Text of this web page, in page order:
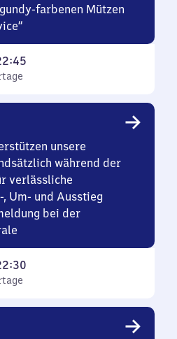
farbenen Mützen
unsere
während der
verlässliche
Um- und Ausstieg
bei der